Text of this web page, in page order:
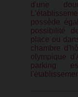
d'une
possède
possibilité
place ou
chambre
olympique
parking